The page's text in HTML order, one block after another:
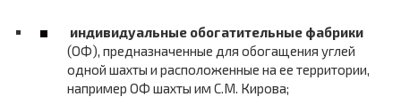
индивидуальные обогатительные фабрики
(ОФ), предназначенные для обогащения углей
одной шахты и расположенные на ее территории,
например ОФ шахты им С.М. Кирова;